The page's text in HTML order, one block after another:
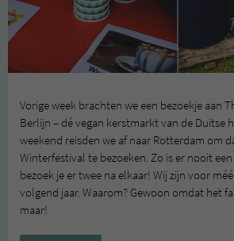
Vorige week brachten we een bezoekje aan
Berlijn – dé vegan kerstmarkt van de Duitse
weekend reisden we af naar Rotterdam om
Winterfestival te bezoeken. Zo is er nooit
bezoek je er twee na elkaar! Wij zijn voor
volgend jaar. Waarom? Gewoon omdat het
maar!